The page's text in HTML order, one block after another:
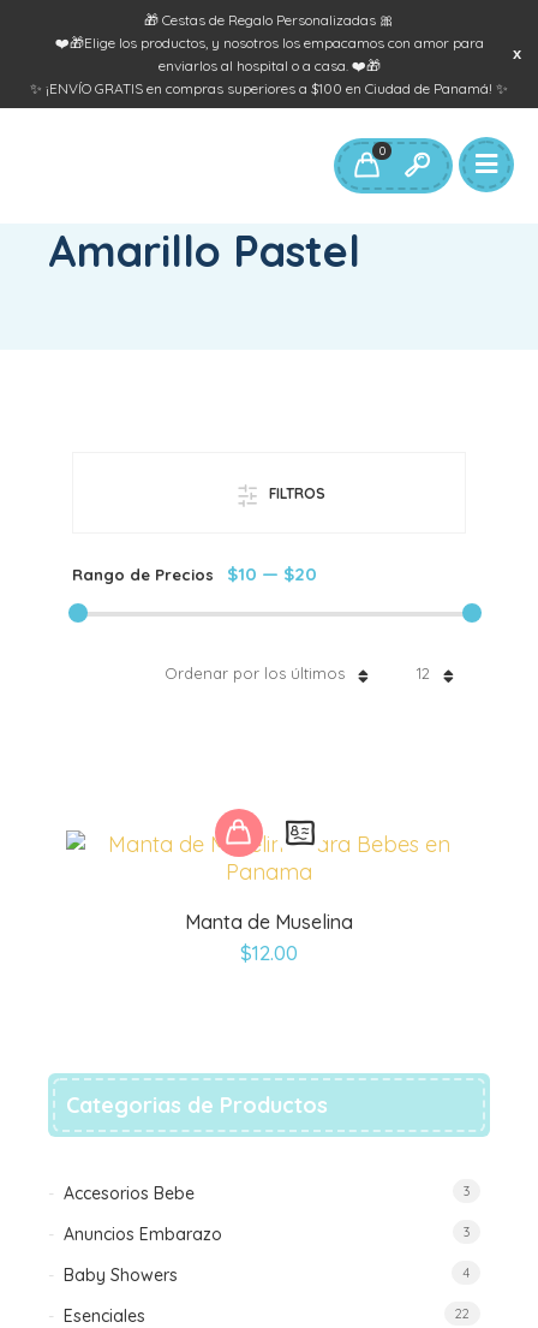
🎁 Cestas de Regalo Personalizadas 🎀
❤️🎁Elige los productos, y nosotros los empacamos con amor para
enviarlos al hospital o a casa. ❤️🎁
✨ ¡ENVÍO GRATIS en compras superiores a $100 en Ciudad de Panamá! ✨
0
AMARILLO PASTEL
Amarillo Pastel
FILTROS
Rango de Precios $10 — $20
12
Ordenar por los últimos
Manta de Muselina
$12.00
Este
producto
tiene
variantes.
Las
elegir
en
la
Categorias de Productos
Accesorios Bebe 3
Anuncios Embarazo 3
Baby Showers 4
Esenciales 22